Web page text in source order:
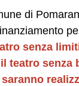
di
senza
teatro senza